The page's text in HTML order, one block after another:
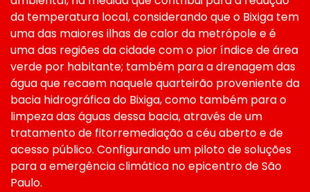
da temperatura local, considerando que o Bixiga tem
uma das maiores ilhas de calor da metrópole e é
uma das regiões da cidade com o pior índice de área
verde por habitante; também para a drenagem das
água que recaem naquele quarteirão proveniente da
bacia hidrográfica do Bixiga, como também para o
limpeza das águas dessa bacia, através de um
tratamento de fitorremediação a céu aberto e de
acesso público. Configurando um piloto de soluções
para a emergência climática no epicentro de São
Paulo.